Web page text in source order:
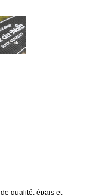
qualité, épais et